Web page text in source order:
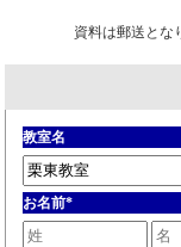
資料は郵送とな
教室名
お名前*